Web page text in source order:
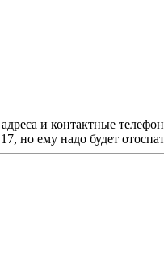
и контактные
но ему надо будет